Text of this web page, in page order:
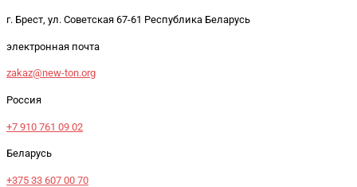
г. Брест, ул. Советская 67-61 Республика Беларусь
электронная почта
zakaz@new-ton.org
Россия
+7 910 761 09 02
Беларусь
+375 33 607 00 70